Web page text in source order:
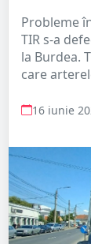
Probleme
TIR s-a
la Burdea.
care
16 iunie